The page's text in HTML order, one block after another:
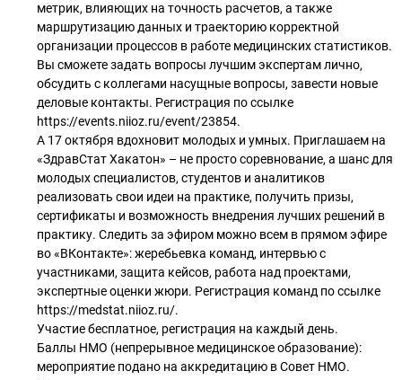
метрик, влияющих на точность расчетов, а также
маршрутизацию данных и траекторию корректной
организации процессов в работе медицинских статистиков.
Вы сможете задать вопросы лучшим экспертам лично,
обсудить с коллегами насущные вопросы, завести новые
деловые контакты. Регистрация по ссылке
https://events.niioz.ru/event/23854.
А 17 октября вдохновит молодых и умных. Приглашаем на
«ЗдравСтат Хакатон» – не просто соревнование, а шанс для
молодых специалистов, студентов и аналитиков
реализовать свои идеи на практике, получить призы,
сертификаты и возможность внедрения лучших решений в
практику. Следить за эфиром можно всем в прямом эфире
во «ВКонтакте»: жеребьевка команд, интервью с
участниками, защита кейсов, работа над проектами,
экспертные оценки жюри. Регистрация команд по ссылке
https://medstat.niioz.ru/.
Участие бесплатное, регистрация на каждый день.
Баллы НМО (непрерывное медицинское образование):
мероприятие подано на аккредитацию в Совет НМО.